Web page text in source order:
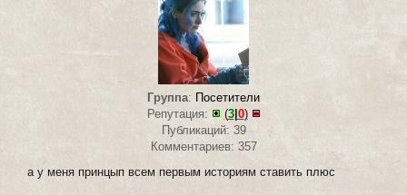
Группа: Посетители
Репутация:
(3| 0)
Публикаций: 39
Комментариев: 357
а у меня принцып всем первым историям ставить плюс